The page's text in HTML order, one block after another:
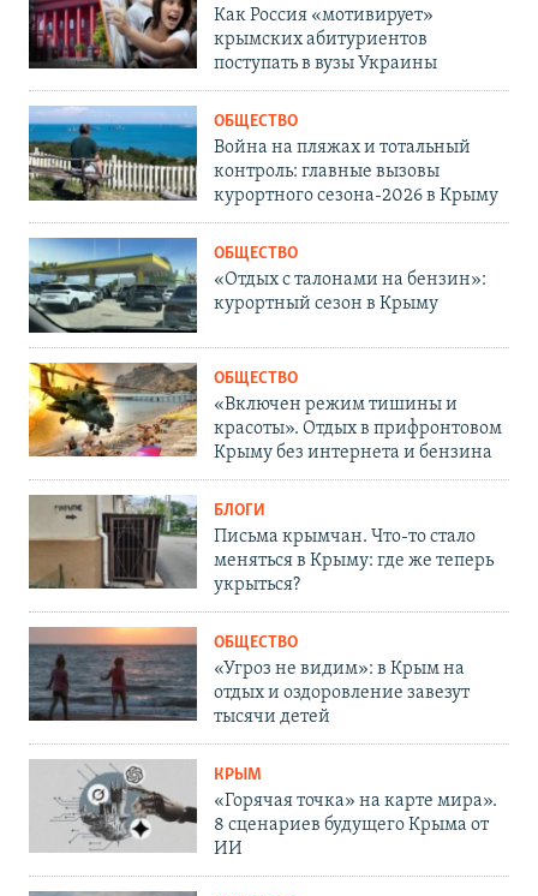
Как Россия «мотивирует»
крымских абитуриентов
поступать в вузы Украины
ОБЩЕСТВО
Война на пляжах и тотальный
контроль: главные вызовы
курортного сезона-2026 в Крыму
ОБЩЕСТВО
«Отдых с талонами на бензин»:
курортный сезон в Крыму
ОБЩЕСТВО
«Включен режим тишины и
красоты». Отдых в прифронтовом
Крыму без интернета и бензина
БЛОГИ
Письма крымчан. Что-то стало
меняться в Крыму: где же теперь
укрыться?
ОБЩЕСТВО
«Угроз не видим»: в Крым на
отдых и оздоровление завезут
тысячи детей
КРЫМ
«Горячая точка» на карте мира».
8 сценариев будущего Крыма от
ИИ